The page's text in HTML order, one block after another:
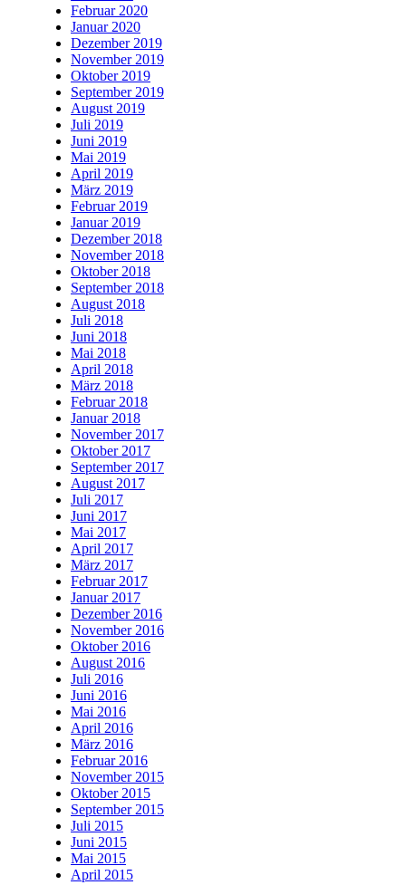
Februar 2020
Januar 2020
Dezember 2019
November 2019
Oktober 2019
September 2019
August 2019
Juli 2019
Juni 2019
Mai 2019
April 2019
März 2019
Februar 2019
Januar 2019
Dezember 2018
November 2018
Oktober 2018
September 2018
August 2018
Juli 2018
Juni 2018
Mai 2018
April 2018
März 2018
Februar 2018
Januar 2018
November 2017
Oktober 2017
September 2017
August 2017
Juli 2017
Juni 2017
Mai 2017
April 2017
März 2017
Februar 2017
Januar 2017
Dezember 2016
November 2016
Oktober 2016
August 2016
Juli 2016
Juni 2016
Mai 2016
April 2016
März 2016
Februar 2016
November 2015
Oktober 2015
September 2015
Juli 2015
Juni 2015
Mai 2015
April 2015